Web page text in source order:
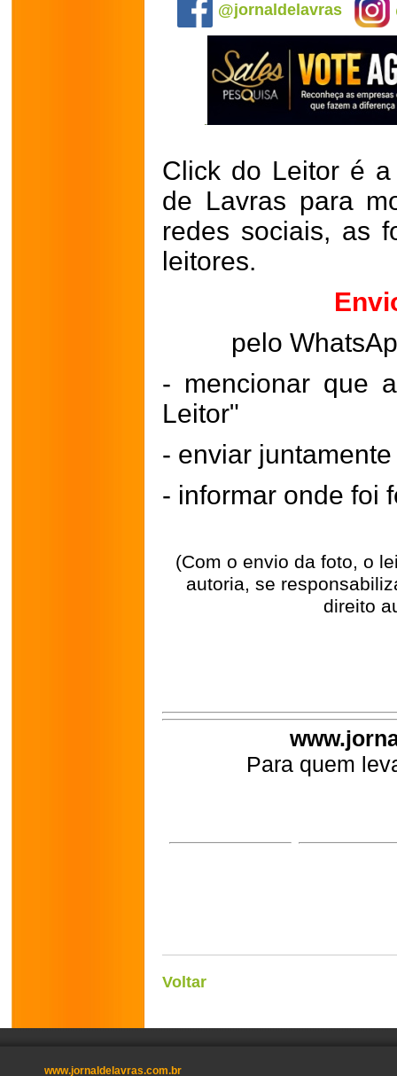
@jornaldelavras
Click do Leitor é
de Lavras para
redes sociais, as
leitores.
pelo
- mencionar que
Leitor"
- enviar
- informar onde foi
(Com o envio da foto, o
autoria, se
direito
Para quem
Voltar
www.jornaldelavras.com.br